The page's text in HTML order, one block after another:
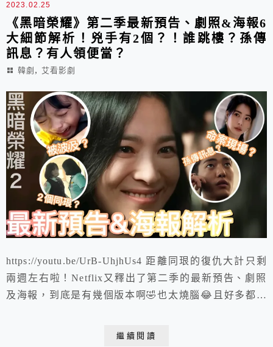
2023.02.25
《黑暗榮耀》第二季最新預告、劇照&海報6
大細節解析！兇手有2個？！誰跳樓？孫傳
訊息？有人領便當？
韓劇 , 艾看影劇
https://youtu.be/UrB-UhjhUs4 距離同珢的復仇大計只剩
兩週左右啦！Netflix又釋出了第二季的最新預告、劇照
及海報，到底是有幾個版本啊🤣也太燒腦😂且好多都被
繼續閱讀